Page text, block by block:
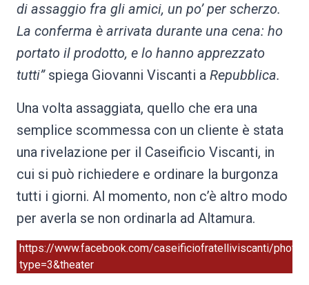
di assaggio fra gli amici, un po’ per scherzo.
La conferma è arrivata durante una cena: ho
portato il prodotto, e lo hanno apprezzato
tutti” spiega Giovanni Viscanti a Repubblica.
Una volta assaggiata, quello che era una
semplice scommessa con un cliente è stata
una rivelazione per il Caseificio Viscanti, in
cui si può richiedere e ordinare la burgonza
tutti i giorni. Al momento, non c’è altro modo
per averla se non ordinarla ad Altamura.
https://www.facebook.com/caseificiofratelliviscanti/
type=3&theater